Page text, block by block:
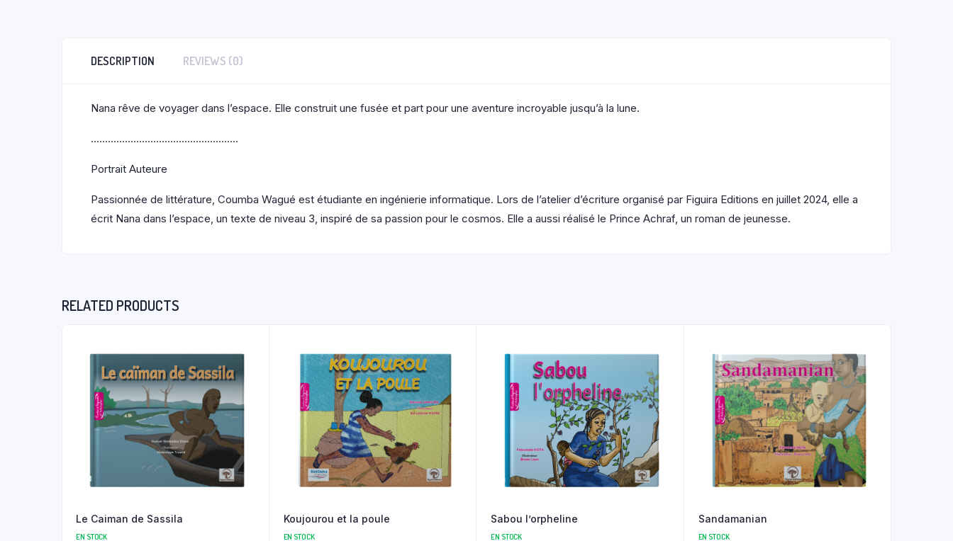
DESCRIPTION REVIEWS (0)
Nana rêve de voyager dans l’espace. Elle construit une fusée et part pour une aventure incroyable jusqu’à la lune.
…………………………………………….
Portrait Auteure
Passionnée de littérature, Coumba Wagué est étudiante en ingénierie informatique. Lors de l’atelier d’écriture organisé par Figuira Editions en juillet 2024, elle a
écrit Nana dans l’espace, un texte de niveau 3, inspiré de sa passion pour le cosmos. Elle a aussi réalisé le Prince Achraf, un roman de jeunesse.
RELATED PRODUCTS
Le Caiman de Sassila
EN STOCK
Koujourou et la poule
EN STOCK
Sabou l’orpheline
EN STOCK
Sandamanian
EN STOCK